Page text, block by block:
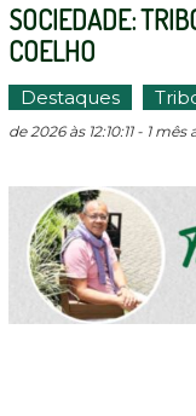
SOCIEDADE:
COELHO
Destaques
de 2026 às 12:10:11 - 1 mês